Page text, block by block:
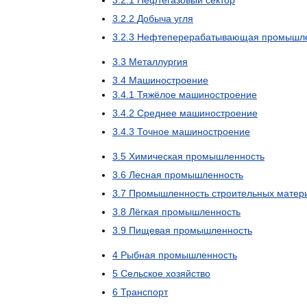
3.2.2 Добыча угля
3.2.3 Нефтеперерабатывающая
3.3 Металлургия
3.4 Машиностроение
3.4.1 Тяжёлое машиностроение
3.4.2 Среднее машиностроение
3.4.3 Точное машиностроение
3.5 Химическая промышленность
3.6 Лесная промышленность
3.7 Промышленность строительных
3.8 Лёгкая промышленность
3.9 Пищевая промышленность
4 Рыбная промышленность
5 Сельское хозяйство
6 Транспорт